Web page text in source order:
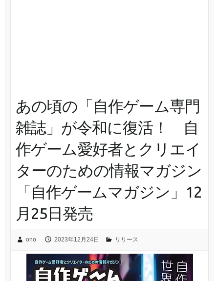
あの頃の「自作ゲーム専門
雑誌」が令和に復活！ 自
作ゲーム愛好者とクリエイ
ターのための情報マガジン
「自作ゲームマガジン」12
月25日発売
ono 2023年12月24日 リリース